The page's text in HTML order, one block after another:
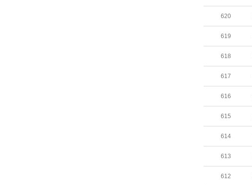
620
619
618
617
616
615
614
613
612